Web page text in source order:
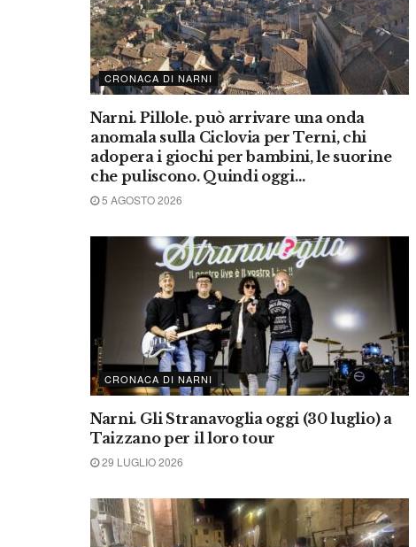
CRONACA DI NARNI
Narni. Pillole. può arrivare una onda
anomala sulla Ciclovia per Terni, chi
adopera i giochi per bambini, le suorine
che puliscono. Quindi oggi…
5 AGOSTO 2026
CRONACA DI NARNI
Narni. Gli Stranavoglia oggi (30 luglio) a
Taizzano per il loro tour
29 LUGLIO 2026